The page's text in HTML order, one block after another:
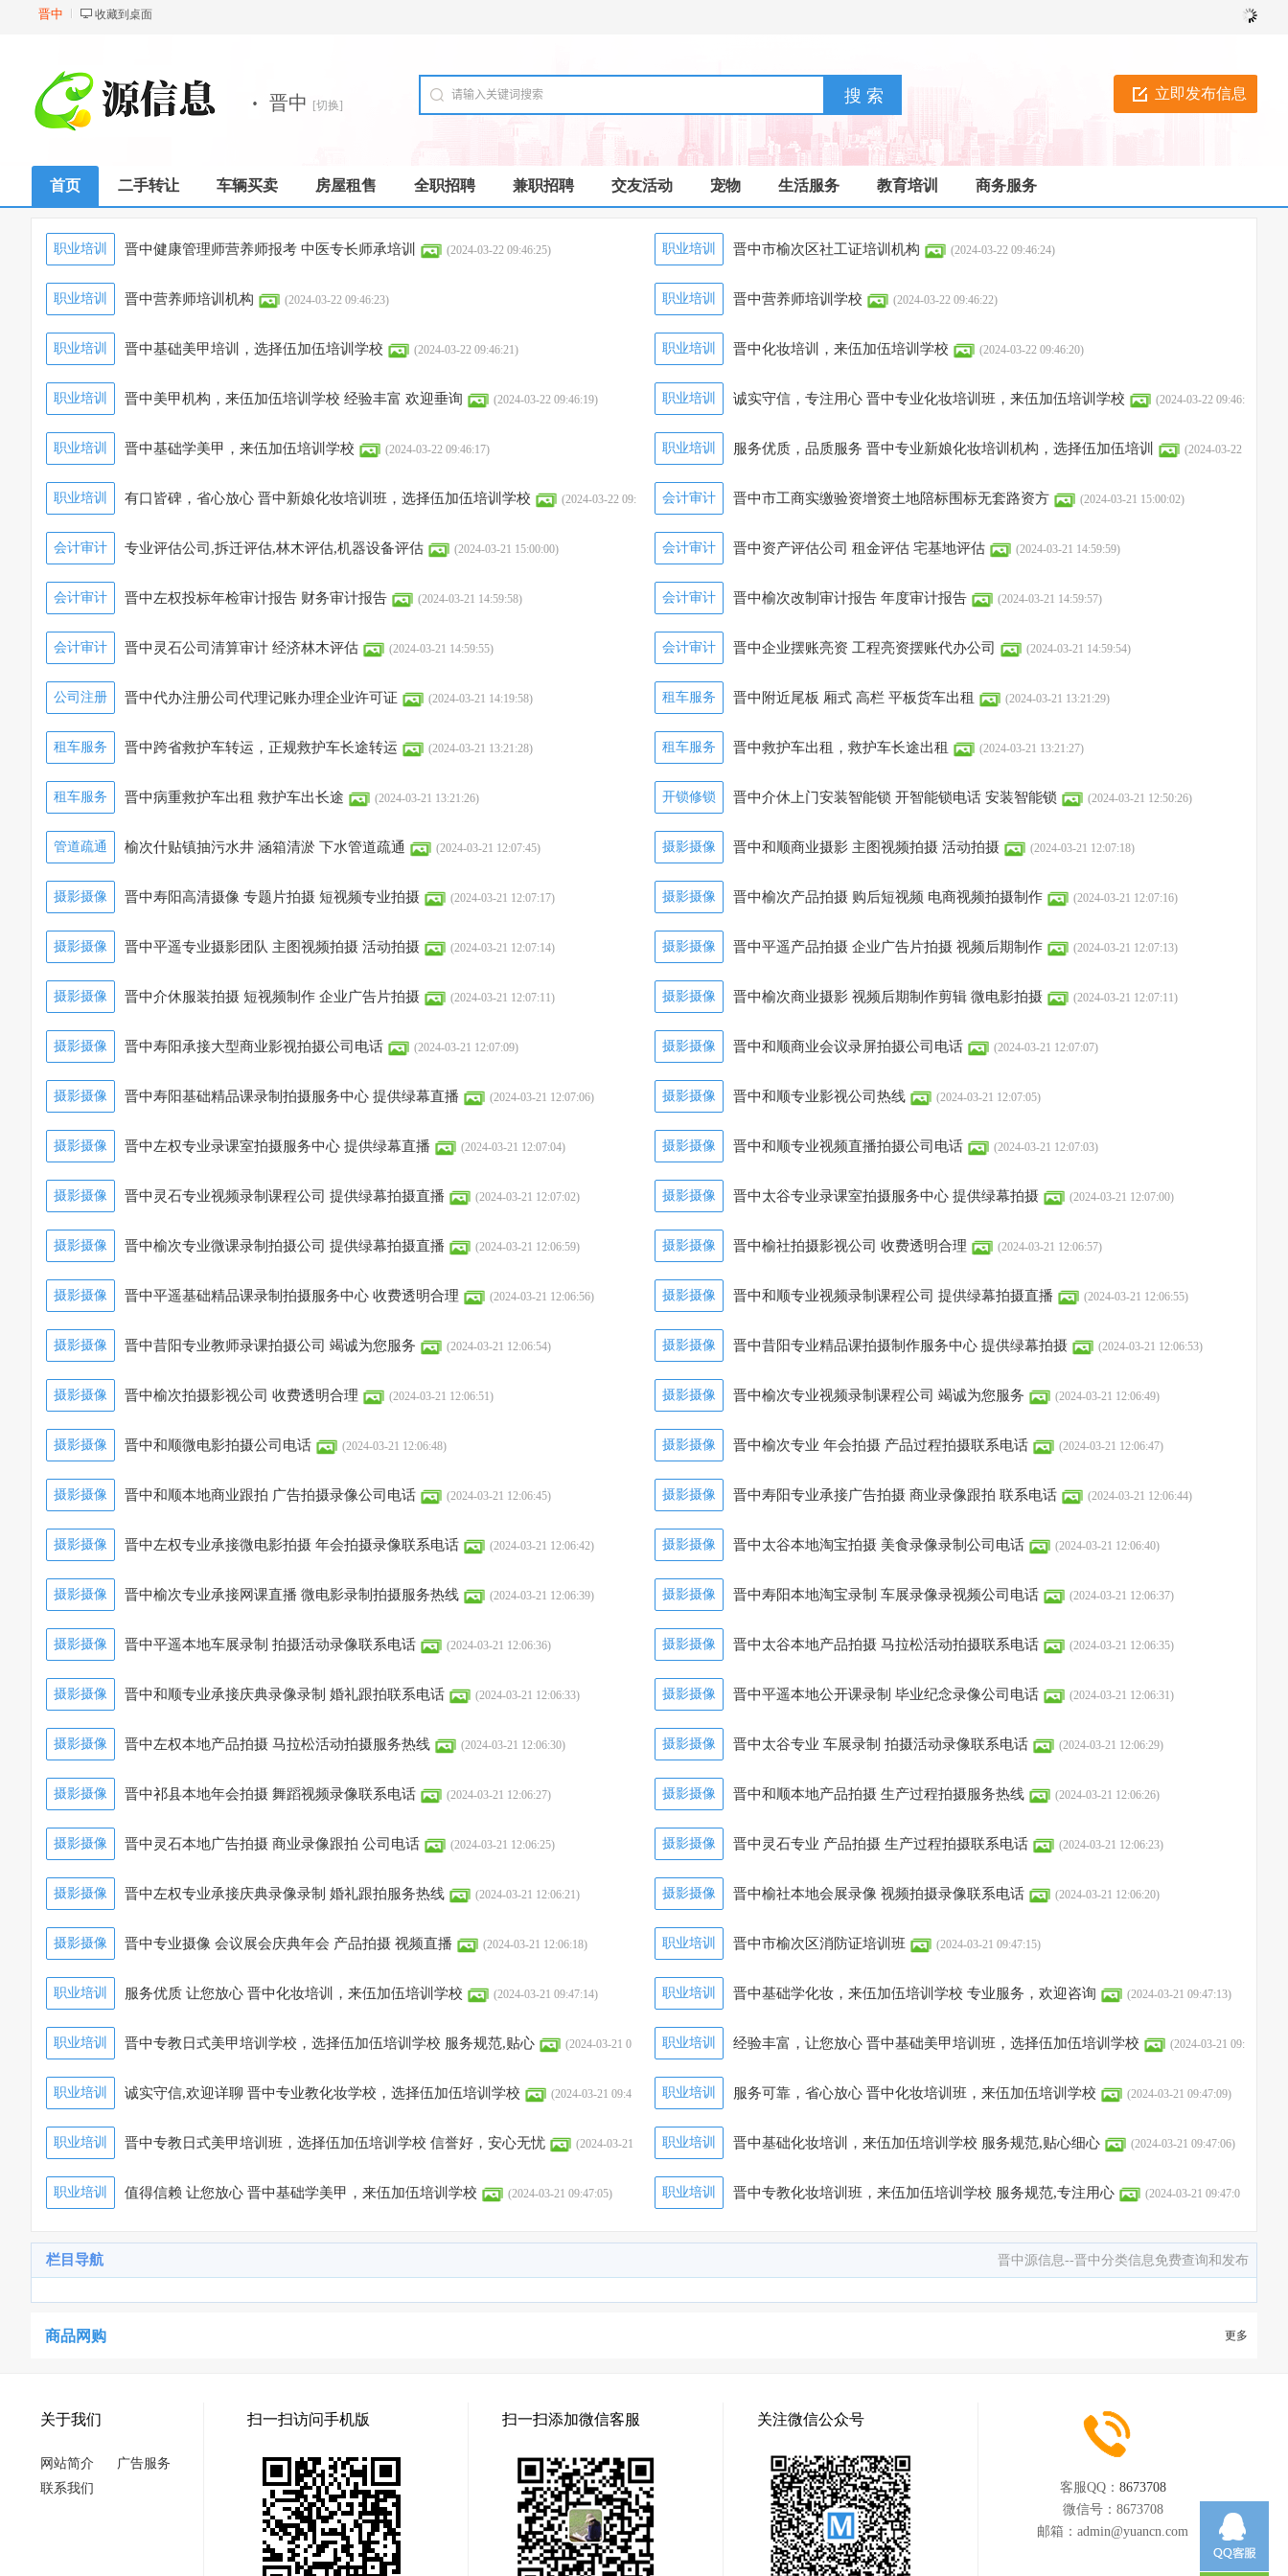
晋中 收藏到桌面
立即发布信息
· 晋中 [切换]
首页 二手转让 车辆买卖 房屋租售 全职招聘 兼职招聘 交友活动 宠物 生活服务 教育培训 商务服务
职业培训 晋中健康管理师营养师报考 中医专长师承培训 (2024-03-22 09:46:25) 职业培训 晋中市榆次区社工证培训机构 (2024-03-22 09:46:24)
职业培训 晋中营养师培训机构 (2024-03-22 09:46:23) 职业培训 晋中营养师培训学校 (2024-03-22 09:46:22)
职业培训 晋中基础美甲培训，选择伍加伍培训学校 (2024-03-22 09:46:21) 职业培训 晋中化妆培训，来伍加伍培训学校 (2024-03-22 09:46:20)
职业培训 晋中美甲机构，来伍加伍培训学校 经验丰富 欢迎垂询 (2024-03-22 09:46:19) 职业培训 诚实守信，专注用心 晋中专业化妆培训班，来伍加伍培训学校 (2024-03-22 09:46:
职业培训 晋中基础学美甲，来伍加伍培训学校 (2024-03-22 09:46:17) 职业培训 服务优质，品质服务 晋中专业新娘化妆培训机构，选择伍加伍培训 (2024-03-22
09:46:16)
职业培训 有口皆碑，省心放心 晋中新娘化妆培训班，选择伍加伍培训学校 (2024-03-22 09:
46:16)
会计审计 晋中市工商实缴验资增资土地陪标围标无套路资方 (2024-03-21 15:00:02)
会计审计 专业评估公司,拆迁评估,林木评估,机器设备评估 (2024-03-21 15:00:00) 会计审计 晋中资产评估公司 租金评估 宅基地评估 (2024-03-21 14:59:59)
会计审计 晋中左权投标年检审计报告 财务审计报告 (2024-03-21 14:59:58) 会计审计 晋中榆次改制审计报告 年度审计报告 (2024-03-21 14:59:57)
会计审计 晋中灵石公司清算审计 经济林木评估 (2024-03-21 14:59:55) 会计审计 晋中企业摆账亮资 工程亮资摆账代办公司 (2024-03-21 14:59:54)
公司注册 晋中代办注册公司代理记账办理企业许可证 (2024-03-21 14:19:58) 租车服务 晋中附近尾板 厢式 高栏 平板货车出租 (2024-03-21 13:21:29)
租车服务 晋中跨省救护车转运，正规救护车长途转运 (2024-03-21 13:21:28) 租车服务 晋中救护车出租，救护车长途出租 (2024-03-21 13:21:27)
租车服务 晋中病重救护车出租 救护车出长途 (2024-03-21 13:21:26) 开锁修锁 晋中介休上门安装智能锁 开智能锁电话 安装智能锁 (2024-03-21 12:50:26)
管道疏通 榆次什贴镇抽污水井 涵箱清淤 下水管道疏通 (2024-03-21 12:07:45) 摄影摄像 晋中和顺商业摄影 主图视频拍摄 活动拍摄 (2024-03-21 12:07:18)
摄影摄像 晋中寿阳高清摄像 专题片拍摄 短视频专业拍摄 (2024-03-21 12:07:17) 摄影摄像 晋中榆次产品拍摄 购后短视频 电商视频拍摄制作 (2024-03-21 12:07:16)
摄影摄像 晋中平遥专业摄影团队 主图视频拍摄 活动拍摄 (2024-03-21 12:07:14) 摄影摄像 晋中平遥产品拍摄 企业广告片拍摄 视频后期制作 (2024-03-21 12:07:13)
摄影摄像 晋中介休服装拍摄 短视频制作 企业广告片拍摄 (2024-03-21 12:07:11) 摄影摄像 晋中榆次商业摄影 视频后期制作剪辑 微电影拍摄 (2024-03-21 12:07:11)
摄影摄像 晋中寿阳承接大型商业影视拍摄公司电话 (2024-03-21 12:07:09) 摄影摄像 晋中和顺商业会议录屏拍摄公司电话 (2024-03-21 12:07:07)
摄影摄像 晋中寿阳基础精品课录制拍摄服务中心 提供绿幕直播 (2024-03-21 12:07:06) 摄影摄像 晋中和顺专业影视公司热线 (2024-03-21 12:07:05)
摄影摄像 晋中左权专业录课室拍摄服务中心 提供绿幕直播 (2024-03-21 12:07:04) 摄影摄像 晋中和顺专业视频直播拍摄公司电话 (2024-03-21 12:07:03)
摄影摄像 晋中灵石专业视频录制课程公司 提供绿幕拍摄直播 (2024-03-21 12:07:02) 摄影摄像 晋中太谷专业录课室拍摄服务中心 提供绿幕拍摄 (2024-03-21 12:07:00)
摄影摄像 晋中榆次专业微课录制拍摄公司 提供绿幕拍摄直播 (2024-03-21 12:06:59) 摄影摄像 晋中榆社拍摄影视公司 收费透明合理 (2024-03-21 12:06:57)
摄影摄像 晋中平遥基础精品课录制拍摄服务中心 收费透明合理 (2024-03-21 12:06:56) 摄影摄像 晋中和顺专业视频录制课程公司 提供绿幕拍摄直播 (2024-03-21 12:06:55)
摄影摄像 晋中昔阳专业教师录课拍摄公司 竭诚为您服务 (2024-03-21 12:06:54) 摄影摄像 晋中昔阳专业精品课拍摄制作服务中心 提供绿幕拍摄 (2024-03-21 12:06:53)
摄影摄像 晋中榆次拍摄影视公司 收费透明合理 (2024-03-21 12:06:51) 摄影摄像 晋中榆次专业视频录制课程公司 竭诚为您服务 (2024-03-21 12:06:49)
摄影摄像 晋中和顺微电影拍摄公司电话 (2024-03-21 12:06:48) 摄影摄像 晋中榆次专业 年会拍摄 产品过程拍摄联系电话 (2024-03-21 12:06:47)
摄影摄像 晋中和顺本地商业跟拍 广告拍摄录像公司电话 (2024-03-21 12:06:45) 摄影摄像 晋中寿阳专业承接广告拍摄 商业录像跟拍 联系电话 (2024-03-21 12:06:44)
摄影摄像 晋中左权专业承接微电影拍摄 年会拍摄录像联系电话 (2024-03-21 12:06:42) 摄影摄像 晋中太谷本地淘宝拍摄 美食录像录制公司电话 (2024-03-21 12:06:40)
摄影摄像 晋中榆次专业承接网课直播 微电影录制拍摄服务热线 (2024-03-21 12:06:39) 摄影摄像 晋中寿阳本地淘宝录制 车展录像录视频公司电话 (2024-03-21 12:06:37)
摄影摄像 晋中平遥本地车展录制 拍摄活动录像联系电话 (2024-03-21 12:06:36) 摄影摄像 晋中太谷本地产品拍摄 马拉松活动拍摄联系电话 (2024-03-21 12:06:35)
摄影摄像 晋中和顺专业承接庆典录像录制 婚礼跟拍联系电话 (2024-03-21 12:06:33) 摄影摄像 晋中平遥本地公开课录制 毕业纪念录像公司电话 (2024-03-21 12:06:31)
摄影摄像 晋中左权本地产品拍摄 马拉松活动拍摄服务热线 (2024-03-21 12:06:30) 摄影摄像 晋中太谷专业 车展录制 拍摄活动录像联系电话 (2024-03-21 12:06:29)
摄影摄像 晋中祁县本地年会拍摄 舞蹈视频录像联系电话 (2024-03-21 12:06:27) 摄影摄像 晋中和顺本地产品拍摄 生产过程拍摄服务热线 (2024-03-21 12:06:26)
摄影摄像 晋中灵石本地广告拍摄 商业录像跟拍 公司电话 (2024-03-21 12:06:25) 摄影摄像 晋中灵石专业 产品拍摄 生产过程拍摄联系电话 (2024-03-21 12:06:23)
摄影摄像 晋中左权专业承接庆典录像录制 婚礼跟拍服务热线 (2024-03-21 12:06:21) 摄影摄像 晋中榆社本地会展录像 视频拍摄录像联系电话 (2024-03-21 12:06:20)
摄影摄像 晋中专业摄像 会议展会庆典年会 产品拍摄 视频直播 (2024-03-21 12:06:18) 职业培训 晋中市榆次区消防证培训班 (2024-03-21 09:47:15)
职业培训 服务优质 让您放心 晋中化妆培训，来伍加伍培训学校 (2024-03-21 09:47:14) 职业培训 晋中基础学化妆，来伍加伍培训学校 专业服务，欢迎咨询 (2024-03-21 09:47:13)
职业培训 晋中专教日式美甲培训学校，选择伍加伍培训学校 服务规范,贴心 (2024-03-21 0
9:47:12)
职业培训 经验丰富，让您放心 晋中基础美甲培训班，选择伍加伍培训学校 (2024-03-21 09:
47:11)
职业培训 诚实守信,欢迎详聊 晋中专业教化妆学校，选择伍加伍培训学校 (2024-03-21 09:4
7:10)
职业培训 服务可靠，省心放心 晋中化妆培训班，来伍加伍培训学校 (2024-03-21 09:47:09)
职业培训 晋中专教日式美甲培训班，选择伍加伍培训学校 信誉好，安心无忧 (2024-03-21
09:47:08)
职业培训 晋中基础化妆培训，来伍加伍培训学校 服务规范,贴心细心 (2024-03-21 09:47:06)
职业培训 值得信赖 让您放心 晋中基础学美甲，来伍加伍培训学校 (2024-03-21 09:47:05) 职业培训 晋中专教化妆培训班，来伍加伍培训学校 服务规范,专注用心 (2024-03-21 09:47:0
栏目导航 晋中源信息--晋中分类信息免费查询和发布
商品网购 更多
关于我们
网站简介
广告服务
联系我们
扫一扫访问手机版 扫一扫添加微信客服 关注微信公众号
客服QQ： 8673708
微信号： 8673708
邮箱： admin@yuancn.com